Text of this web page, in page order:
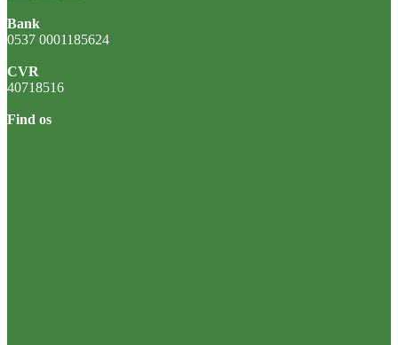
Bank
0537 0001185624
CVR
40718516
Find os